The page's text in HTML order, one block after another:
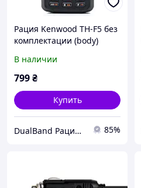
Рация Kenwood TH-F5 без
комплектации (body)
В наличии
799₴
Купить
DualBand Рации для всех 85%